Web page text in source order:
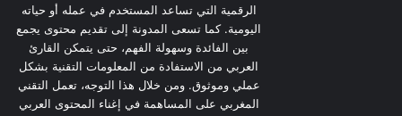
الرقمية التي تساعد المستخدم في عمله أو حياته
اليومية. كما تسعى المدونة إلى تقديم محتوى يجمع
بين الفائدة وسهولة الفهم، حتى يتمكن القارئ
العربي من الاستفادة من المعلومات التقنية بشكل
عملي وموثوق. ومن خلال هذا التوجه، تعمل التقني
المغربي على المساهمة في إغناء المحتوى العربي